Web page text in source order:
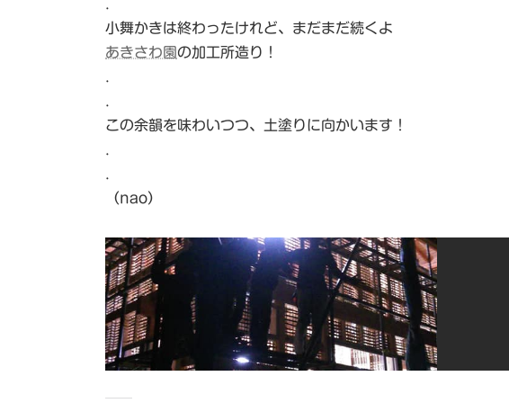
小舞かきは終わったけれど、まだまだ続くよ
あきさわ園の加工所造り！
この余韻を味わいつつ、土塗りに向かいます！
（nao）